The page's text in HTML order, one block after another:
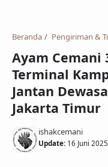
Privacy Policy
Feed
Beranda Pengiriman &
Ayam Cemani
Terminal
Jantan
Jakarta Timur
ishakcemani
Update: 16 Juni 2025